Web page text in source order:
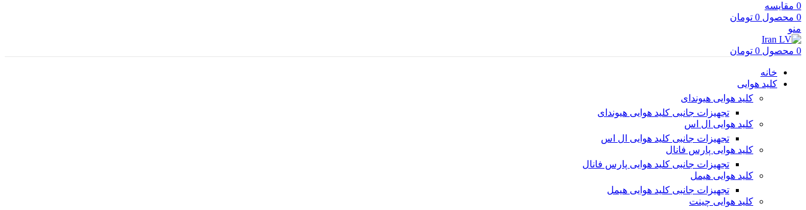
0 مقایسه
0 محصول 0 تومان
منو
0 محصول 0 تومان
خانه
کلید هوایی
کلید هوایی هیوندای
تجهیزات جانبی کلید هوایی هیوندای
کلید هوایی ال اس
تجهیزات جانبی کلید هوایی ال اس
کلید هوایی پارس فانال
تجهیزات جانبی کلید هوایی پارس فانال
کلید هوایی هیمل
تجهیزات جانبی کلید هوایی هیمل
کلید هوایی چینت